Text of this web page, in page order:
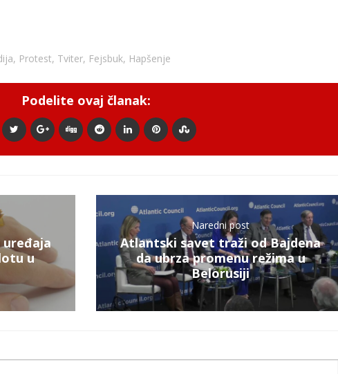
, Protest, Tviter, Fejsbuk, Hapšenje
Podelite ovaj članak:
uređaja
u
Naredni post
Atlantski savet traži od Bajdena
da ubrza promenu režima u
Belorusiji